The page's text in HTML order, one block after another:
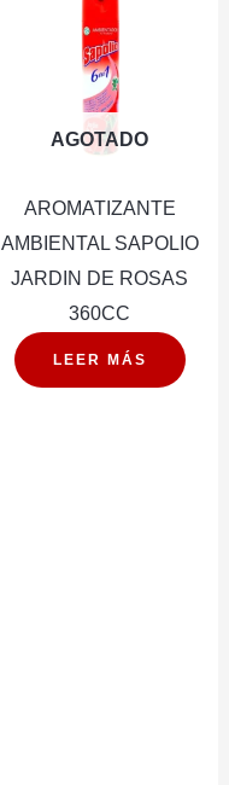
AGOTADO
AROMATIZANTE
AMBIENTAL SAPOLIO
JARDIN DE ROSAS
360CC
LEER MÁS